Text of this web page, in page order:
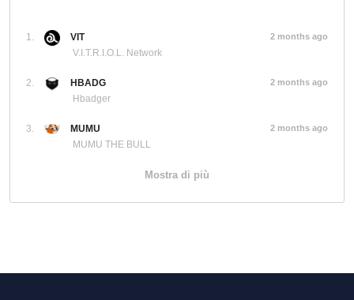
1.
VIT
V.I.T.R.I.O.L. Network
2 months ago
2.
HBADG
Hbadger
2 months ago
3.
MUMU
MUMU THE BULL
2 months ago
Mostra di più